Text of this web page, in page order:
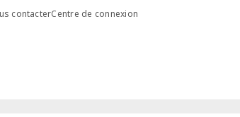
contacterCentre de connexion